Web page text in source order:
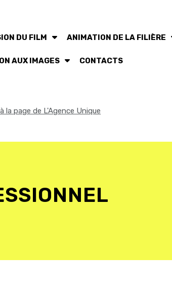
DU FILM ANIMATION DE LA FILIÈRE
AUX IMAGES CONTACTS
la page de L'Agence Unique